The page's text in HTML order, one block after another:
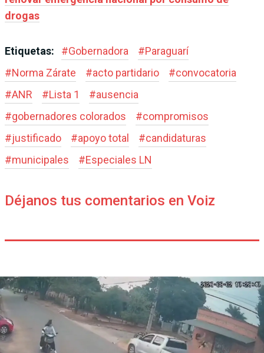
drogas
Etiquetas: #Gobernadora #Paraguarí
#Norma Zárate #acto partidario #convocatoria
#ANR #Lista 1 #ausencia
#gobernadores colorados #compromisos
#justificado #apoyo total #candidaturas
#municipales #Especiales LN
Déjanos tus comentarios en Voiz